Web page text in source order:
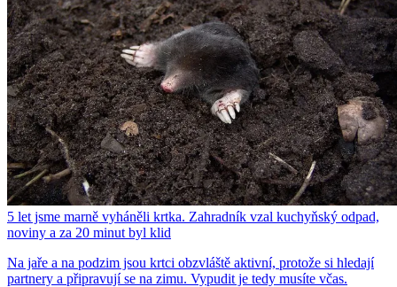
5 let jsme marně vyháněli krtka. Zahradník vzal kuchyňský odpad,
noviny a za 20 minut byl klid
Na jaře a na podzim jsou krtci obzvláště aktivní, protože si hledají
partnery a připravují se na zimu. Vypudit je tedy musíte včas.